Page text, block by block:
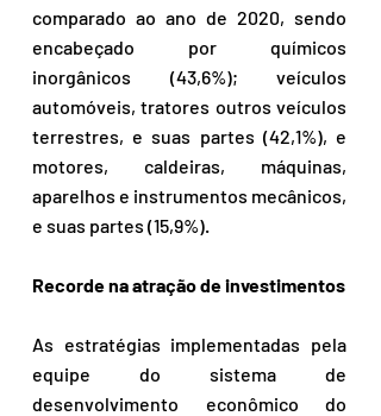
comparado ao ano de 2020, sendo
encabeçado por químicos
inorgânicos (43,6%); veículos
automóveis, tratores outros veículos
terrestres, e suas partes (42,1%), e
motores, caldeiras, máquinas,
aparelhos e instrumentos mecânicos,
e suas partes (15,9%).
Recorde na atração de investimentos
As estratégias implementadas pela
equipe do sistema de
desenvolvimento econômico do